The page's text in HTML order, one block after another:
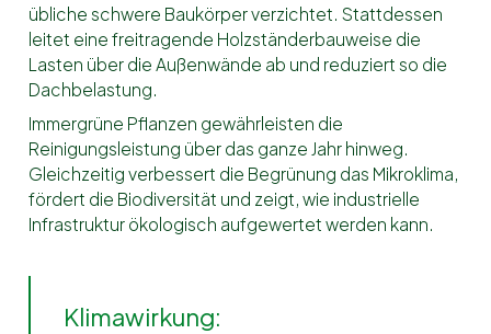
übliche schwere Baukörper verzichtet. Stattdessen
leitet eine freitragende Holzständerbauweise die
Lasten über die Außenwände ab und reduziert so die
Dachbelastung.
Immergrüne Pflanzen gewährleisten die
Reinigungsleistung über das ganze Jahr hinweg.
Gleichzeitig verbessert die Begrünung das Mikroklima,
fördert die Biodiversität und zeigt, wie industrielle
Infrastruktur ökologisch aufgewertet werden kann.
Klimawirkung: